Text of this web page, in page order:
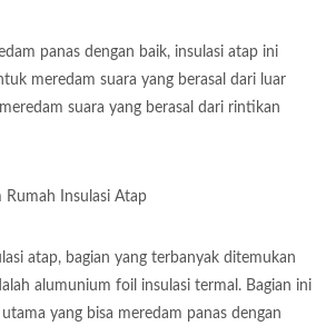
panas dengan baik, insulasi atap ini
meredam suara yang berasal dari luar
suara yang berasal dari rintikan
Rumah Insulasi Atap
atap, bagian yang terbanyak ditemukan
alumunium foil insulasi termal. Bagian ini
yang bisa meredam panas dengan